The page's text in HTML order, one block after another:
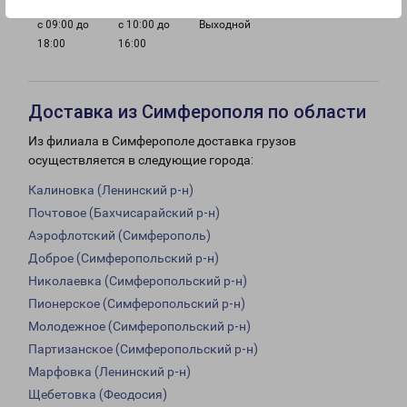
с 09:00 до
18:00
с 10:00 до
16:00
Выходной
Доставка из Симферополя по области
Из филиала в Симферополе доставка грузов
осуществляется в следующие города:
Калиновка (Ленинский р-н)
Почтовое (Бахчисарайский р-н)
Аэрофлотский (Симферополь)
Доброе (Симферопольский р-н)
Николаевка (Симферопольский р-н)
Пионерское (Симферопольский р-н)
Молодежное (Симферопольский р-н)
Партизанское (Симферопольский р-н)
Марфовка (Ленинский р-н)
Щебетовка (Феодосия)